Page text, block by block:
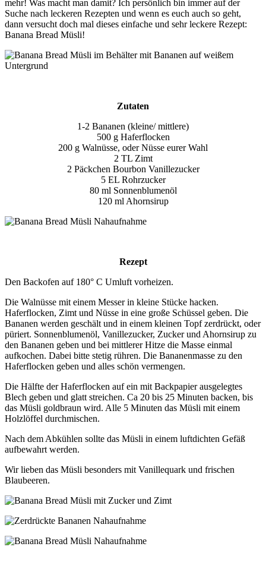
mehr! Was macht man damit? Ich persönlich bin immer auf der
Suche nach leckeren Rezepten und wenn es euch auch so geht,
dann versucht doch mal dieses einfache und sehr leckere Rezept:
Banana Bread Müsli!
Zutaten
1-2 Bananen (kleine/ mittlere)
500 g Haferflocken
200 g Walnüsse, oder Nüsse eurer Wahl
2 TL Zimt
2 Päckchen Bourbon Vanillezucker
5 EL Rohrzucker
80 ml Sonnenblumenöl
120 ml Ahornsirup
Rezept
Den Backofen auf 180° C Umluft vorheizen.
Die Walnüsse mit einem Messer in kleine Stücke hacken.
Haferflocken, Zimt und Nüsse in eine große Schüssel geben. Die
Bananen werden geschält und in einem kleinen Topf zerdrückt, oder
püriert. Sonnenblumenöl, Vanillezucker, Zucker und Ahornsirup zu
den Bananen geben und bei mittlerer Hitze die Masse einmal
aufkochen. Dabei bitte stetig rühren. Die Bananenmasse zu den
Haferflocken geben und alles schön vermengen.
Die Hälfte der Haferflocken auf ein mit Backpapier ausgelegtes
Blech geben und glatt streichen. Ca 20 bis 25 Minuten backen, bis
das Müsli goldbraun wird. Alle 5 Minuten das Müsli mit einem
Holzlöffel durchmischen.
Nach dem Abkühlen sollte das Müsli in einem luftdichten Gefäß
aufbewahrt werden.
Wir lieben das Müsli besonders mit Vanillequark und frischen
Blaubeeren.